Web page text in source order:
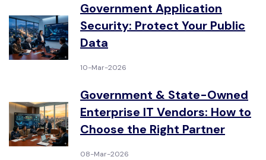
Government Application
Security: Protect Your Public
Data
10-Mar-2026
Government & State-Owned
Enterprise IT Vendors: How to
Choose the Right Partner
08-Mar-2026